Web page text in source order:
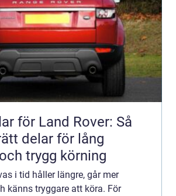
för Land Rover: Så
delar för lång
trygg körning
i tid håller längre, går mer
känns tryggare att köra. För